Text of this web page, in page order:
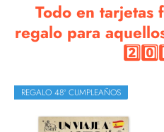
Todo en tarjetas
regalo para
REGALO 48º CUMPLEAÑOS